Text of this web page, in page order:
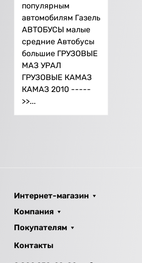
популярным
автомобилям Газель
АВТОБУСЫ малые
средние Автобусы
большие ГРУЗОВЫЕ
МАЗ УРАЛ
ГРУЗОВЫЕ КАМАЗ
КАМАЗ 2010 -----
>>...
Интернет-магазин
Компания
Покупателям
Контакты